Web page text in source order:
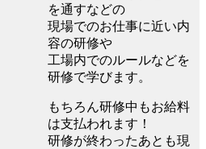
を通すなどの
現場でのお仕事に近い内
容の研修や
工場内でのルールなどを
研修で学びます。
もちろん研修中もお給料
は支払われます！
研修が終わったあとも現